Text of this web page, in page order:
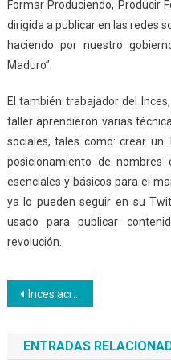
Formar Produciendo, Producir
dirigida a publicar en las redes
haciendo por nuestro
Maduro”.
El también trabajador del
taller aprendieron varias
sociales, tales como: crear un
posicionamiento de
esenciales y básicos para el
ya lo pueden seguir en su
usado para publicar
revolución.
Navegación
de
Inces acreditó a 42 chef de cocina de la entidad neoespartana
ENTRADAS